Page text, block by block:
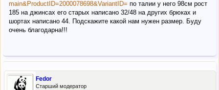
main&ProductID=2000078698&VariantID= по талии у него 98см рост
185 на джинсах его старых написано 32/48 на других брюках и
шортах написано 44. Подскажите какой нам нужен размер. Буду
очень благодарна!!!
Fedor
Старший модератор